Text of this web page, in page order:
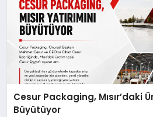
Cesur Packaging, Mısır’daki
Büyütüyor